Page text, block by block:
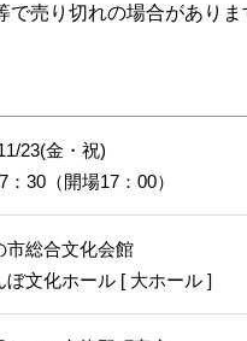
売り切れの場合がありま
23(金・祝)
：30（開場17：00）
市総合文化会館
ぼ文化ホール [ 大ホール ]